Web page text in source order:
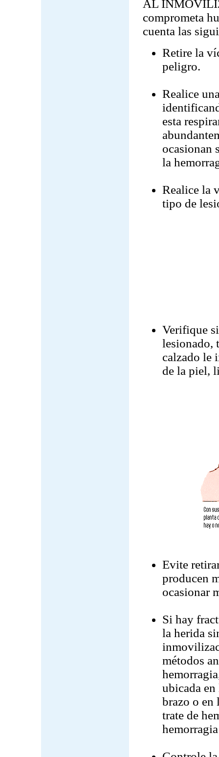
AL
comprometa
cuenta las
Retire la
peligro.
Realice
esta
ocasionan
la
Realice la
tipo de
Verifique
lesionado,
calzado le
de la piel,
Evite
producen
ocasionar
Si hay
la herida
métodos
ubicada
brazo o en
trate de